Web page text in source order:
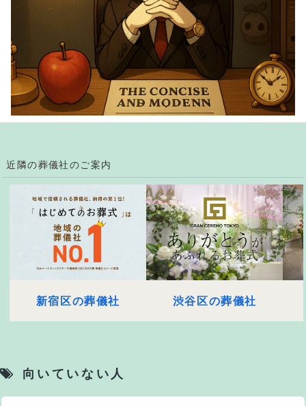
近隣の葬儀社のご案内
新宿区の葬儀社 渋谷区の葬儀社
向いていない人